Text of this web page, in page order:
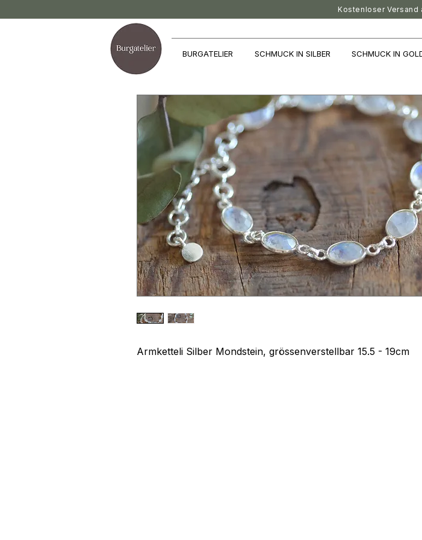
Kostenloser Versand
BURGATELIER SCHMUCK IN SILBER SCHMUCK IN
Armketteli Silber Mondstein, grössenverstellbar 15.5 - 19cm